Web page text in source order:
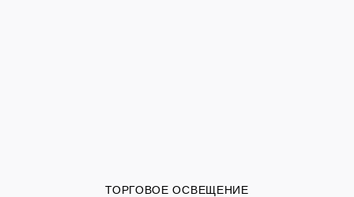
ТОРГОВОЕ ОСВЕЩЕНИЕ